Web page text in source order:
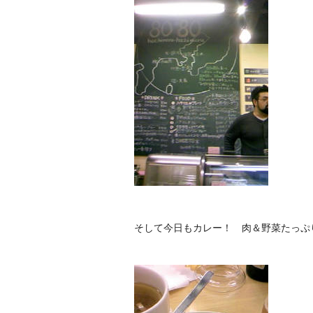
そして今日もカレー！ 肉＆野菜たっぷ